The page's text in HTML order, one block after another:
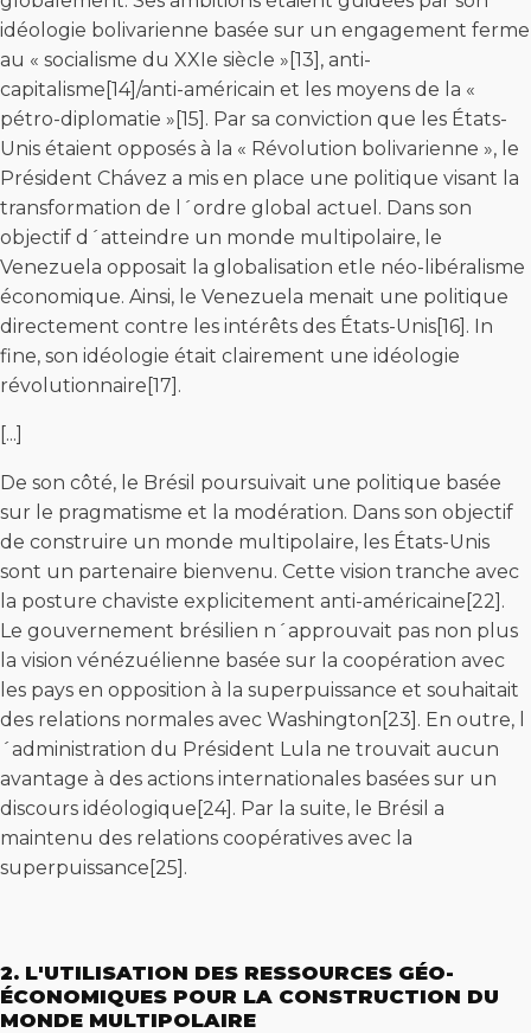
idéologie bolivarienne basée sur un engagement ferme
au « socialisme du XXIe siècle »[13], anti-
capitalisme[14]/anti-américain et les moyens de la «
pétro-diplomatie »[15]. Par sa conviction que les États-
Unis étaient opposés à la « Révolution bolivarienne », le
Président Chávez a mis en place une politique visant la
transformation de l´ordre global actuel. Dans son
objectif d´atteindre un monde multipolaire, le
Venezuela opposait la globalisation etle néo-libéralisme
économique. Ainsi, le Venezuela menait une politique
directement contre les intérêts des États-Unis[16]. In
fine, son idéologie était clairement une idéologie
révolutionnaire[17].
[...]
De son côté, le Brésil poursuivait une politique basée
sur le pragmatisme et la modération. Dans son objectif
de construire un monde multipolaire, les États-Unis
sont un partenaire bienvenu. Cette vision tranche avec
la posture chaviste explicitement anti-américaine[22].
Le gouvernement brésilien n´approuvait pas non plus
la vision vénézuélienne basée sur la coopération avec
les pays en opposition à la superpuissance et souhaitait
des relations normales avec Washington[23]. En outre, l
´administration du Président Lula ne trouvait aucun
avantage à des actions internationales basées sur un
discours idéologique[24]. Par la suite, le Brésil a
maintenu des relations coopératives avec la
superpuissance[25].
2. L'UTILISATION DES RESSOURCES GÉO-
ÉCONOMIQUES POUR LA CONSTRUCTION DU
MONDE MULTIPOLAIRE